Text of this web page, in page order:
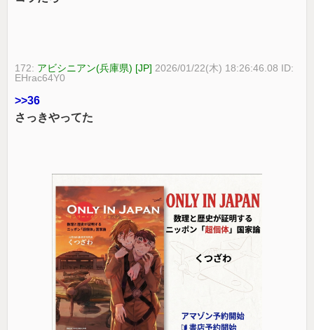
172: アビシニアン(兵庫県) [JP] 2026/01/22(木) 18:26:46.08 ID:
EHrac64Y0
>>36
さっきやってた